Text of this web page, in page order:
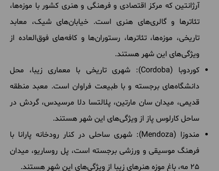
آرژانتین که مرکز اقتصادی و فرهنگی و هنری کشور با موزه‌ها،
تئاترها و گالری‌های هنری است. خیابان‌های شیک، معابد
تاریخی، موزه‌ها، تئاترها، رستوران‌ها و کافه‌های فوق‌العاده از
ویژگی‌های این شهر هستند.
کوردوبا (Cordoba): شهری تاریخی با معماری زیبا، محل
دانشگاه‌های برجسته و با طبیعت فراوان است. معبد منطقه
قدیمی، میدان سان مارتین، پلالتسا دلا مرسیدس، گردش در
ساحل کارلوس پاز از ویژگی‌های این شهر هستند.
مندوزا (Mendoza): شهری ساحلی در کنار رودخانه پارانا با
فرهنگ موسیقی و ورزشی برجسته است، پل روساریو، میدان
25 مه، باغ موزه هنرهای زیبا از ویژگی‌های این شهر هستند.